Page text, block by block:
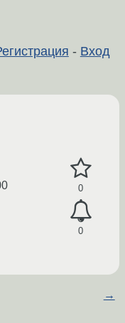
- Вход
0
0
→